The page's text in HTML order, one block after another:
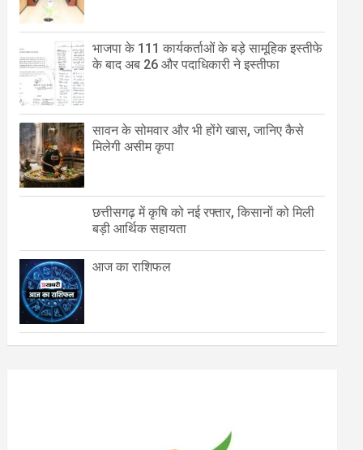
भाजपा के 111 कार्यकर्ताओं के बड़े सामूहिक इस्तीफे
के बाद अब 26 और पदाधिकारी ने इस्तीफा
सावन के सोमवार और भी होंगे खास, जानिए कैसे
मिलेगी असीम कृपा
छत्तीसगढ़ में कृषि को नई रफ्तार, किसानों को मिली
बड़ी आर्थिक सहायता
आज का राशिफल